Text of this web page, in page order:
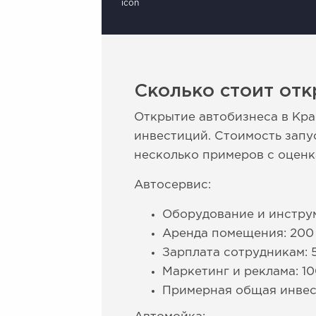
Сколько стоит
Открытие автобизнеса в
инвестиций. Стоимость
несколько примеров с
Автосервис:
Оборудование и
Аренда помещения:
Зарплата
Маркетинг и реклама:
Примерная общая